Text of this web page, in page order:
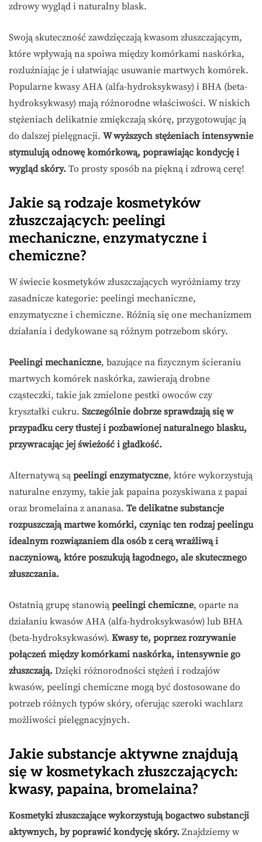
zdrowy wygląd i naturalny blask.
Swoją skuteczność zawdzięczają kwasom złuszczającym,
które wpływają na spoiwa między komórkami naskórka,
rozluźniając je i ułatwiając usuwanie martwych komórek.
Popularne kwasy AHA (alfa-hydroksykwasy) i BHA (beta-
hydroksykwasy) mają różnorodne właściwości. W niskich
stężeniach delikatnie zmiękczają skórę, przygotowując ją
do dalszej pielęgnacji. W wyższych stężeniach intensywnie
stymulują odnowę komórkową, poprawiając kondycję i
wygląd skóry. To prosty sposób na piękną i zdrową cerę!
Jakie są rodzaje kosmetyków
złuszczających: peelingi
mechaniczne, enzymatyczne i
chemiczne?
W świecie kosmetyków złuszczających wyróżniamy trzy
zasadnicze kategorie: peelingi mechaniczne,
enzymatyczne i chemiczne. Różnią się one mechanizmem
działania i dedykowane są różnym potrzebom skóry.
Peelingi mechaniczne, bazujące na fizycznym ścieraniu
martwych komórek naskórka, zawierają drobne
cząsteczki, takie jak zmielone pestki owoców czy
kryształki cukru. Szczególnie dobrze sprawdzają się w
przypadku cery tłustej i pozbawionej naturalnego blasku,
przywracając jej świeżość i gładkość.
Alternatywą są peelingi enzymatyczne, które wykorzystują
naturalne enzymy, takie jak papaina pozyskiwana z papai
oraz bromelaina z ananasa. Te delikatne substancje
rozpuszczają martwe komórki, czyniąc ten rodzaj peelingu
idealnym rozwiązaniem dla osób z cerą wrażliwą i
naczyniową, które poszukują łagodnego, ale skutecznego
złuszczania.
Ostatnią grupę stanowią peelingi chemiczne, oparte na
działaniu kwasów AHA (alfa-hydroksykwasów) lub BHA
(beta-hydroksykwasów). Kwasy te, poprzez rozrywanie
połączeń między komórkami naskórka, intensywnie go
złuszczają. Dzięki różnorodności stężeń i rodzajów
kwasów, peelingi chemiczne mogą być dostosowane do
potrzeb różnych typów skóry, oferując szeroki wachlarz
możliwości pielęgnacyjnych.
Jakie substancje aktywne znajdują
się w kosmetykach złuszczających:
kwasy, papaina, bromelaina?
Kosmetyki złuszczające wykorzystują bogactwo substancji
aktywnych, by poprawić kondycję skóry. Znajdziemy w